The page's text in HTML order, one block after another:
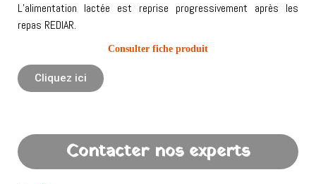
L’alimentation lactée est reprise progressivement après les
repas REDIAR.
Consulter fiche produit
Cliquez ici
Contacter nos experts